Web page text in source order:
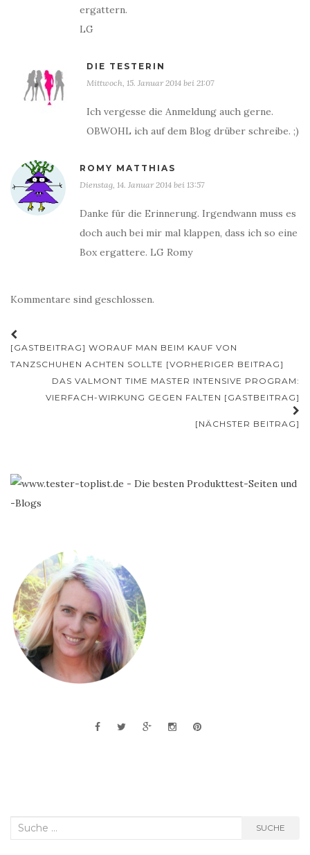
ergattern.
LG
DIE TESTERIN
Mittwoch, 15. Januar 2014 bei 21:07
Ich vergesse die Anmeldung auch gerne.
OBWOHL ich auf dem Blog drüber schreibe. ;)
ROMY MATTHIAS
Dienstag, 14. Januar 2014 bei 13:57
Danke für die Erinnerung. Irgendwann muss es
doch auch bei mir mal klappen, dass ich so eine
Box ergattere. LG Romy
Kommentare sind geschlossen.
Beitrags-
Navigation
[GASTBEITRAG] WORAUF MAN BEIM KAUF VON
TANZSCHUHEN ACHTEN SOLLTE [VORHERIGER BEITRAG]
DAS VALMONT TIME MASTER INTENSIVE PROGRAM:
VIERFACH-WIRKUNG GEGEN FALTEN [GASTBEITRAG]
[NÄCHSTER BEITRAG]
Suche
SUCHE